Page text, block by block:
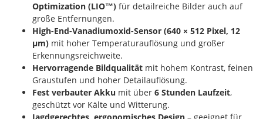
Optimization (LIO™) für detailreiche Bilder auch auf
große Entfernungen.
High-End-Vanadiumoxid-Sensor (640 × 512 Pixel, 12
µm) mit hoher Temperaturauflösung und großer
Erkennungsreichweite.
Hervorragende Bildqualität mit hohem Kontrast, feinen
Graustufen und hoher Detailauflösung.
Fest verbauter Akku mit über 6 Stunden Laufzeit,
geschützt vor Kälte und Witterung.